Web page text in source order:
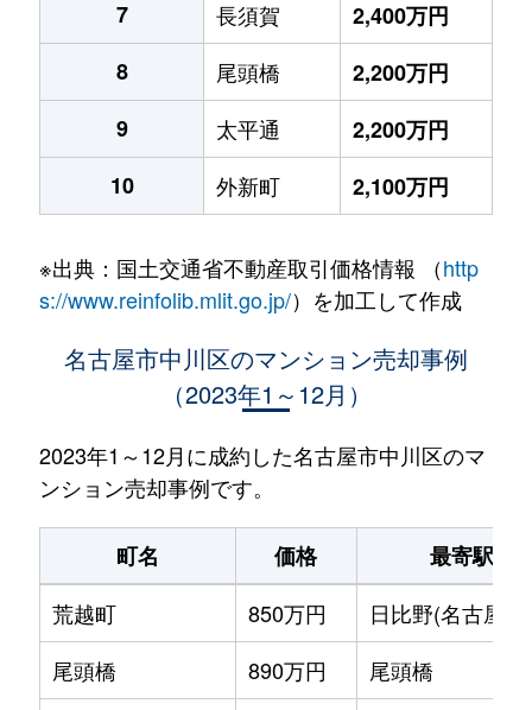
7
長須賀
2,400万円
8
尾頭橋
2,200万円
9
太平通
2,200万円
10
外新町 2,100万円
※出典：国土交通省不動産取引価格情報 （http
s://www.reinfolib.mlit.go.jp/）を加工して作成
名古屋市中川区のマンション売却事例
（2023年1～12月）
2023年1～12月に成約した名古屋市中川区のマ
ンション売却事例です。
町名 価格
最寄駅
荒越町
850万円
日比野(名古屋
尾頭橋
890万円
尾頭橋